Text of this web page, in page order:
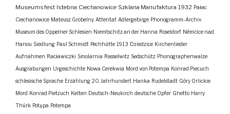
Museumsfest Istebna Ciechanowice Szklana Manufaktura 1932 Pałac
Ciechanowice Mateusz Grobelny Attentat Adlergebirge Phonogramm-Archiv
Museum des Oppelner Schlesien Niemtschitz an der Hanna Roseldorf Némčice nad
Hanou Siedlung Paul Schmidt Pechhütte 1913 Dziedzice Kirchenlieder
Aufnahmen Racławiczki Smolarnia Rasselwitz Sedschütz Phonographenwalze
Ausgrabungen Urgeschichte Nowa Cerekwia Mord von Potempa Konrad Piecuch
schlesische Sprache Erzählung 20. Jahrhundert Hanka Rudelstadt Góry Orlickie
Mord Konrad Pietzuch Kelten Deutsch-Neukirch deutsche Opfer Ghetto Harry
Thürk Potępa Potempa